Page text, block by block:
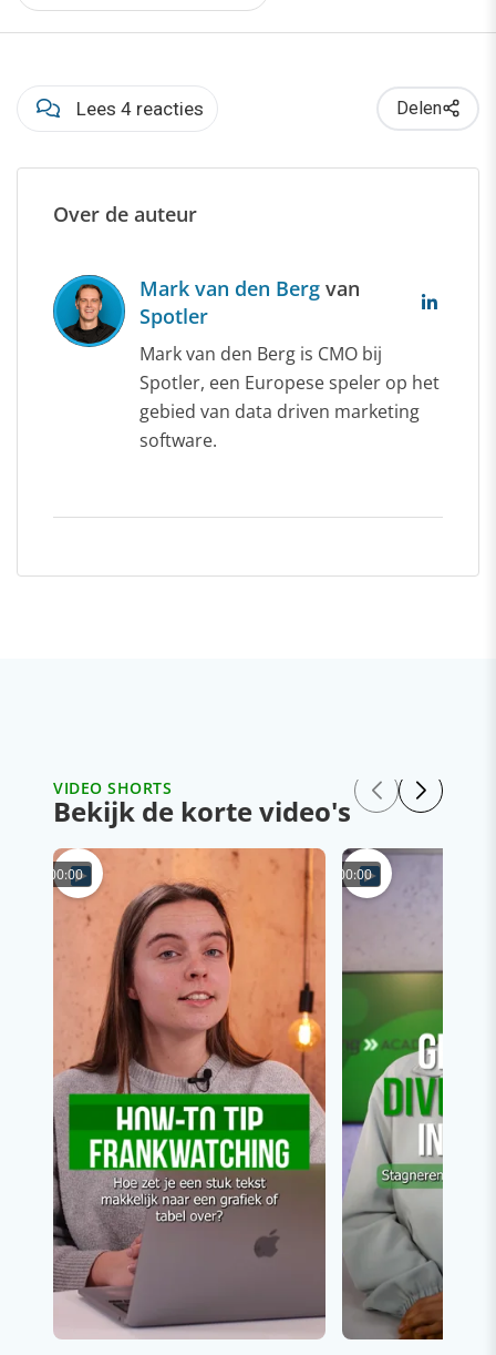
Lees 4 reacties Delen
Over de auteur
Mark van den Berg van
Spotler
Mark van den Berg is CMO bij
Spotler, een Europese speler op het
gebied van data driven marketing
software.
VIDEO SHORTS
Bekijk de korte video's
00:00 00:00